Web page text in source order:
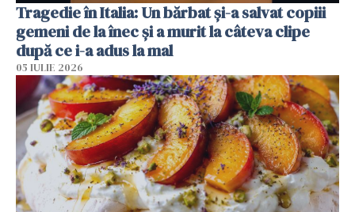
Tragedie în Italia: Un bărbat și-a salvat copiii
gemeni de la înec și a murit la câteva clipe
după ce i-a adus la mal
05 IULIE 2026